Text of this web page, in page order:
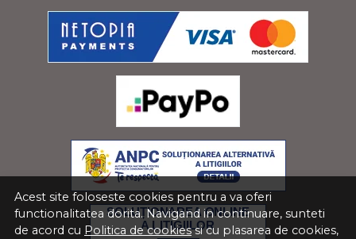
Acest site foloseste cookies pentru a va oferi
functionalitatea dorita. Navigand in continuare, sunteti
de acord cu Politica de cookiessi cu plasarea de cookies,